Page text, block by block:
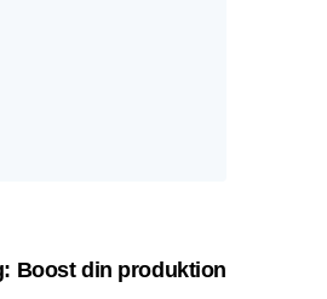
Boost din produktion